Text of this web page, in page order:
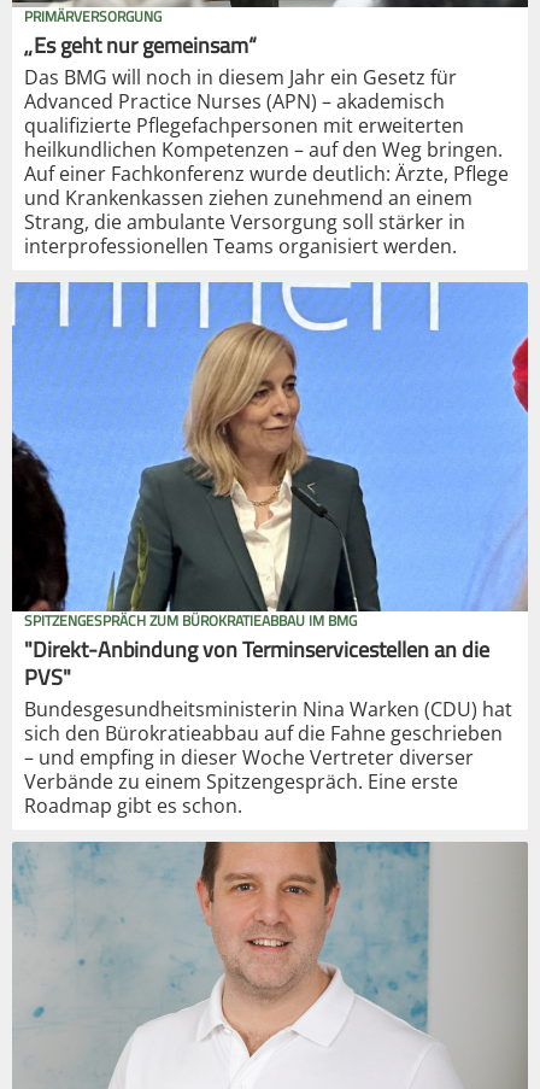
PRIMÄRVERSORGUNG
„Es geht nur gemeinsam“
Das BMG will noch in diesem Jahr ein Gesetz für
Advanced Practice Nurses (APN) – akademisch
qualifizierte Pflegefachpersonen mit erweiterten
heilkundlichen Kompetenzen – auf den Weg bringen.
Auf einer Fachkonferenz wurde deutlich: Ärzte, Pflege
und Krankenkassen ziehen zunehmend an einem
Strang, die ambulante Versorgung soll stärker in
interprofessionellen Teams organisiert werden.
SPITZENGESPRÄCH ZUM BÜROKRATIEABBAU IM BMG
"Direkt-Anbindung von Terminservicestellen an die
PVS"
Bundesgesundheitsministerin Nina Warken (CDU) hat
sich den Bürokratieabbau auf die Fahne geschrieben
– und empfing in dieser Woche Vertreter diverser
Verbände zu einem Spitzengespräch. Eine erste
Roadmap gibt es schon.